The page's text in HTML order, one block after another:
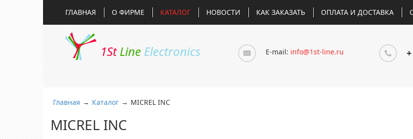
ГЛАВНАЯ О ФИРМЕ КАТАЛОГ НОВОСТИ КАК ЗАКАЗАТЬ ОПЛАТА И ДОСТАВКА
1St Line Electronics E-mail: info@1st-line.ru
Главная → Каталог → MICREL INC
MICREL INC